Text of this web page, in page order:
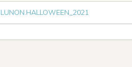
LUNON.HALLOWEEN_2021